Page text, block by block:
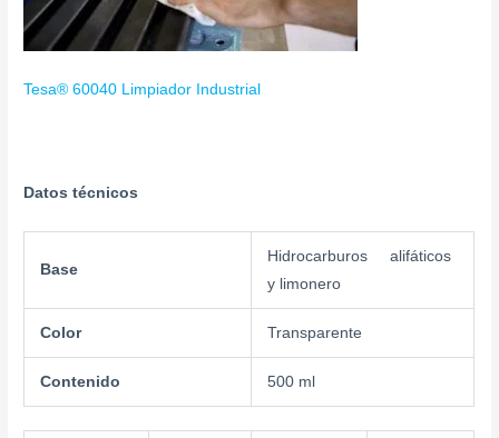
Tesa® 60040 Limpiador Industrial
Datos técnicos
Base
Hidrocarburos alifáticos
y limonero
Color Transparente
Contenido 500 ml